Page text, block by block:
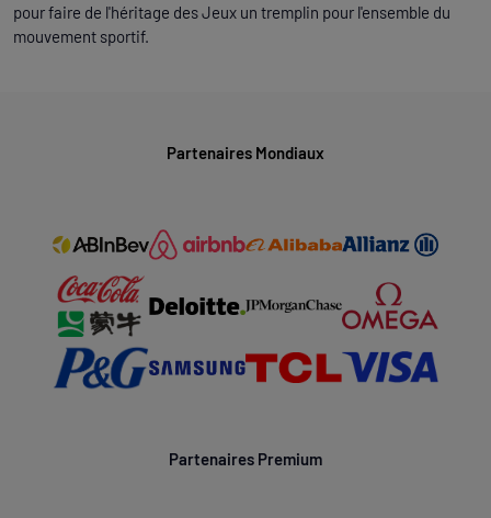
pour faire de l'héritage des Jeux un tremplin pour l'ensemble du
mouvement sportif.
Partenaires Mondiaux
Partenaires Premium